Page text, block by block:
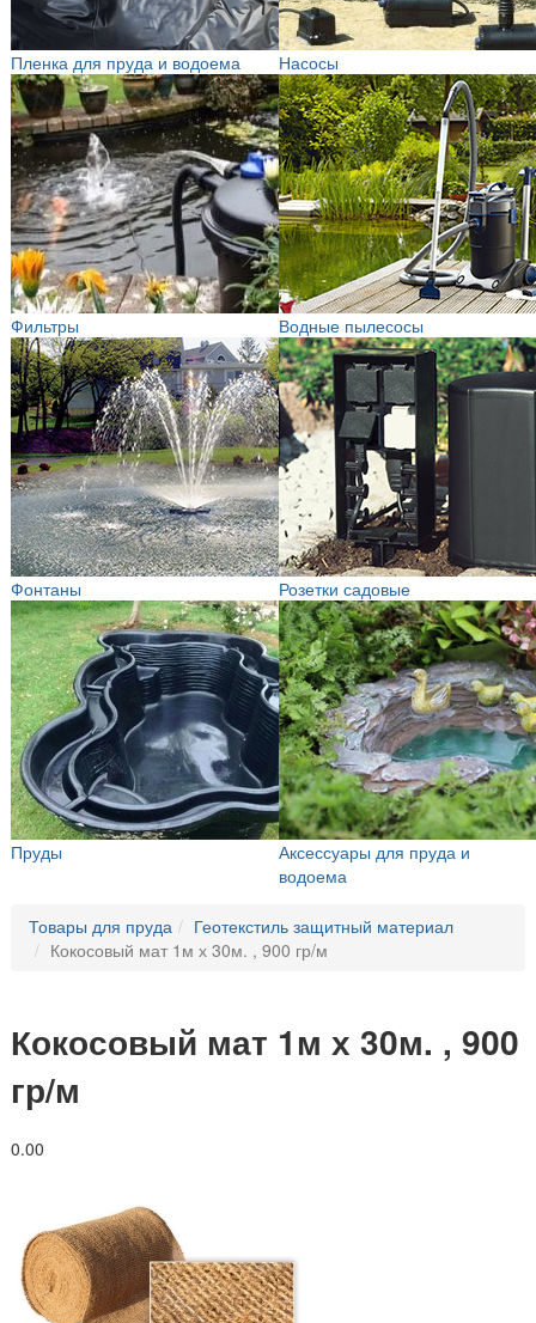
Пленка для пруда и водоема Насосы
Фильтры Водные пылесосы
Фонтаны Розетки садовые
Пруды
Аксессуары для пруда и
водоема
Товары для пруда
Геотекстиль защитный материал
Кокосовый мат 1м х 30м. , 900 гр/м
Кокосовый мат 1м х 30м. , 900
гр/м
0.00